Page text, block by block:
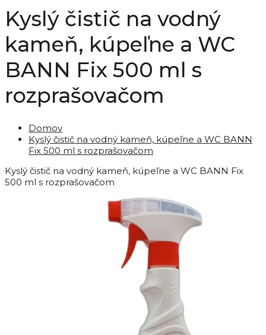
Kyslý čistič na vodný
kameň, kúpeľne a WC
BANN Fix 500 ml s
rozprašovačom
Domov
Kyslý čistič na vodný kameň, kúpeľne a WC BANN
Fix 500 ml s rozprašovačom
Kyslý čistič na vodný kameň, kúpeľne a WC BANN Fix
500 ml s rozprašovačom